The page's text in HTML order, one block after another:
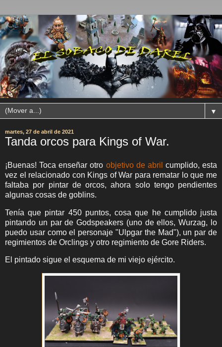
▼
martes, 27 de abril de 2021
Tanda orcos para Kings of War.
¡Buenas! Toca enseñar otro objetivo de abril cumplido, esta
vez el relacionado con Kings of War para rematar lo que me
faltaba por pintar de orcos, ahora solo tengo pendientes
algunas cosas de goblins.
Tenía que pintar 450 puntos, cosa que he cumplido justa
pintando un par de Godspeakers (uno de ellos, Wurzag, lo
puedo usar como el personaje "Ulpgar the Mad"), un par de
regimientos de Orclings y otro regimiento de Gore Riders.
El pintado sigue el esquema de mi viejo ejército.